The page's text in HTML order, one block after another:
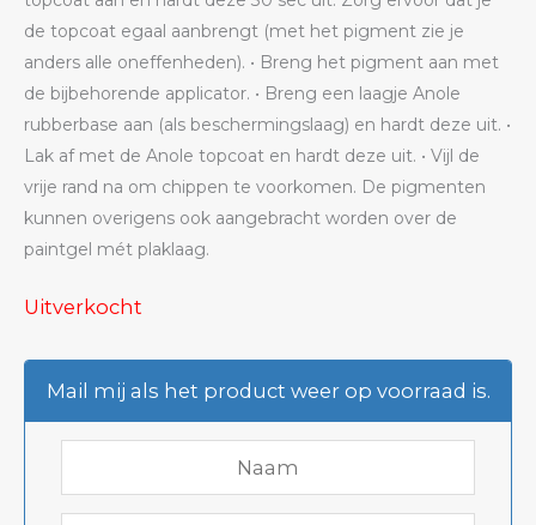
de topcoat egaal aanbrengt (met het pigment zie je
anders alle oneffenheden). • Breng het pigment aan met
de bijbehorende applicator. • Breng een laagje Anole
rubberbase aan (als beschermingslaag) en hardt deze uit. •
Lak af met de Anole topcoat en hardt deze uit. • Vijl de
vrije rand na om chippen te voorkomen. De pigmenten
kunnen overigens ook aangebracht worden over de
paintgel mét plaklaag.
Uitverkocht
Mail mij als het product weer op voorraad is.